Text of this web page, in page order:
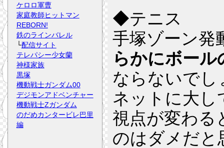
◆テニス
手塚ゾーン発
らかにボール
ならないでし
ネットに大し
視点が変わる
のはダメだと
ケロロ軍曹
家庭教師ヒットマン
REBORN!
鉄のラインバレル
└配信サイト
テレパシー少女蘭
神様家族
黒塚
機動戦士ガンダム00
デジモンアドベンチャー
機動戦士Zガンダム
のだめカンタービレ巴里
編